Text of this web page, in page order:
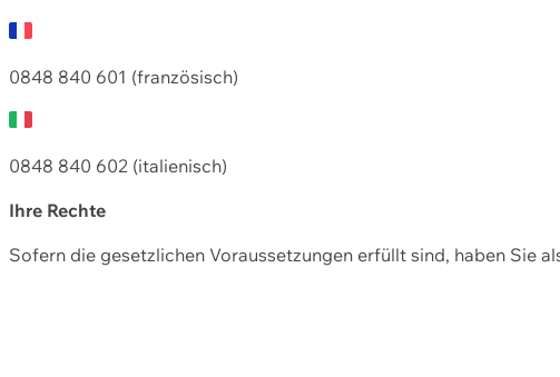
0848 840 601 (französisch)
0848 840 602 (italienisch)
Ihre Rechte
Sofern die gesetzlichen Voraussetzungen erfüllt sind, haben Sie